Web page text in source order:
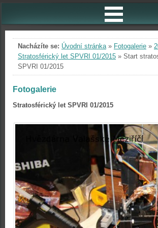
Nacházíte se: Úvodní stránka» Fotogalerie »
Stratosférický let SPVRI 01/2015 » Start
SPVRI 01/2015
Fotogalerie
Stratosférický let SPVRI 01/2015